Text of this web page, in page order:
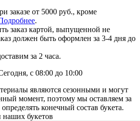
заказе от 5000 руб., кроме
.
заказ картой, выпущенной не
должен быть оформлен за 3-4 дня до
за 2 часа.
с 08:00 до 10:00
являются сезонными и могут
момент, поэтому мы оставляем за
конечный состав букета.
наших букетов